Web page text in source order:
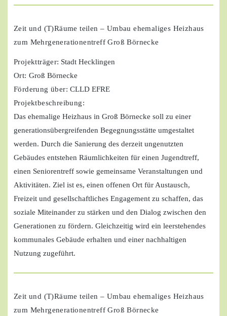
Zeit und (T)Räume teilen – Umbau ehemaliges Heizhaus
zum Mehrgenerationentreff Groß Börnecke
Projektträger: Stadt Hecklingen
Ort: Groß Börnecke
Förderung über: CLLD EFRE
Projektbeschreibung:
Das ehemalige Heizhaus in Groß Börnecke soll zu einer
generationsübergreifenden Begegnungsstätte umgestaltet
werden. Durch die Sanierung des derzeit ungenutzten
Gebäudes entstehen Räumlichkeiten für einen Jugendtreff,
einen Seniorentreff sowie gemeinsame Veranstaltungen und
Aktivitäten. Ziel ist es, einen offenen Ort für Austausch,
Freizeit und gesellschaftliches Engagement zu schaffen, das
soziale Miteinander zu stärken und den Dialog zwischen den
Generationen zu fördern. Gleichzeitig wird ein leerstehendes
kommunales Gebäude erhalten und einer nachhaltigen
Nutzung zugeführt.
Zeit und (T)Räume teilen – Umbau ehemaliges Heizhaus
zum Mehrgenerationentreff Groß Börnecke